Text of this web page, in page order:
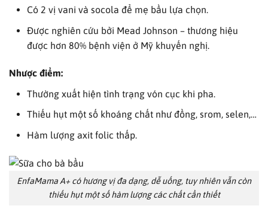
Có 2 vị vani và socola để mẹ bầu lựa chọn.
Được nghiên cứu bởi Mead Johnson – thương hiệu
được hơn 80% bệnh viện ở Mỹ khuyến nghị.
Nhược điểm:
Thường xuất hiện tình trạng vón cục khi pha.
Thiếu hụt một số khoáng chất như đồng, srom, selen,…
Hàm lượng axit folic thấp.
EnfaMama A+ có hương vị đa dạng, dễ uống, tuy nhiên vẫn còn
thiếu hụt một số hàm lượng các chất cần thiết